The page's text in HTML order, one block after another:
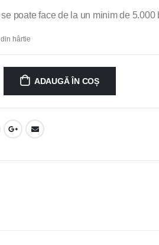
poate face de la un minim de 5.000
hârtie
ADAUGĂ ÎN COȘ